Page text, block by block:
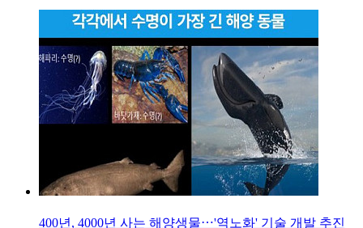
400년, 4000년 사는 해양생물⋯'역노화' 기술 개발 추진